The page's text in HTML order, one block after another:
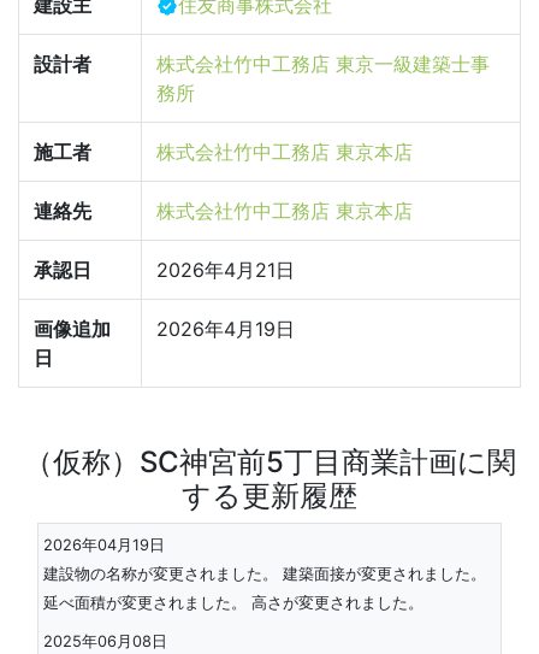
設計者
株式会社竹中工務店 東京一級建築士事
務所
施工者 株式会社竹中工務店 東京本店
連絡先 株式会社竹中工務店 東京本店
承認日 2026年4月21日
画像追加
日
2026年4月19日
（仮称）SC神宮前5丁目商業計画に関
する更新履歴
2026年04月19日
建設物の名称が変更されました。 建築面接が変更されました。
延べ面積が変更されました。 高さが変更されました。
2025年06月08日